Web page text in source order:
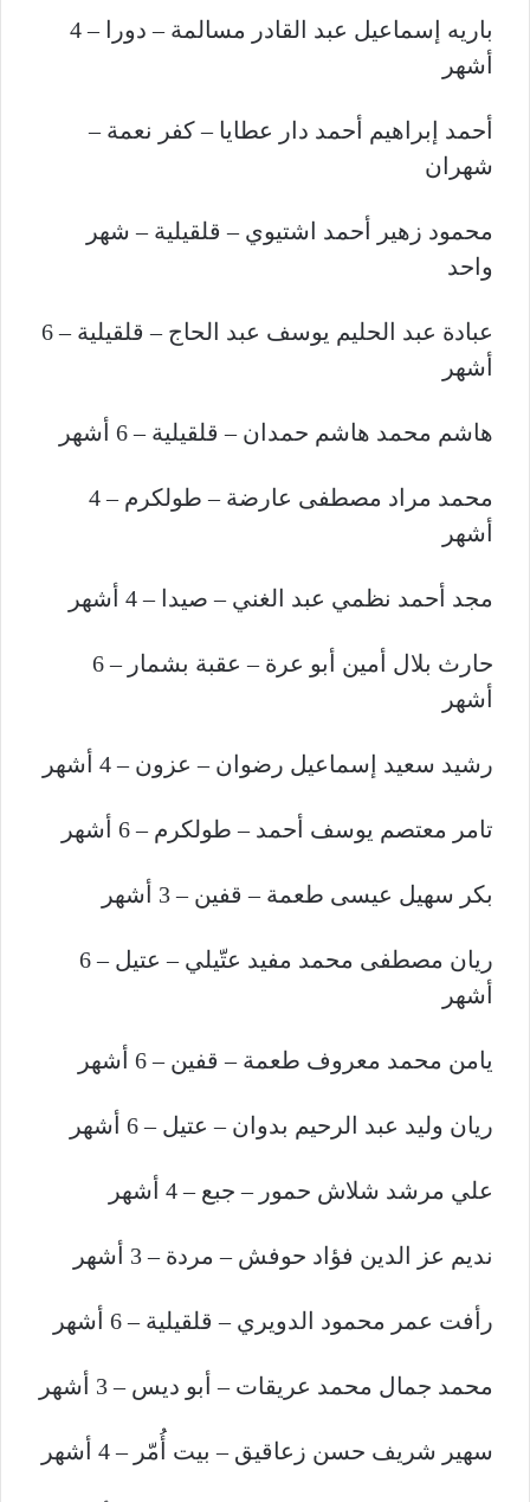
باريه إسماعيل عبد القادر مسالمة – دورا – 4
أشهر
أحمد إبراهيم أحمد دار عطايا – كفر نعمة –
شهران
محمود زهير أحمد اشتيوي – قلقيلية – شهر
واحد
عبادة عبد الحليم يوسف عبد الحاج – قلقيلية – 6
أشهر
هاشم محمد هاشم حمدان – قلقيلية – 6 أشهر
محمد مراد مصطفى عارضة – طولكرم – 4
أشهر
مجد أحمد نظمي عبد الغني – صيدا – 4 أشهر
حارث بلال أمين أبو عرة – عقبة بشمار – 6
أشهر
رشيد سعيد إسماعيل رضوان – عزون – 4 أشهر
تامر معتصم يوسف أحمد – طولكرم – 6 أشهر
بكر سهيل عيسى طعمة – قفين – 3 أشهر
ريان مصطفى محمد مفيد عتّيلي – عتيل – 6
أشهر
يامن محمد معروف طعمة – قفين – 6 أشهر
ريان وليد عبد الرحيم بدوان – عتيل – 6 أشهر
علي مرشد شلاش حمور – جبع – 4 أشهر
نديم عز الدين فؤاد حوفش – مردة – 3 أشهر
رأفت عمر محمود الدويري – قلقيلية – 6 أشهر
محمد جمال محمد عريقات – أبو ديس – 3 أشهر
سهير شريف حسن زعاقيق – بيت أُمّر – 4 أشهر